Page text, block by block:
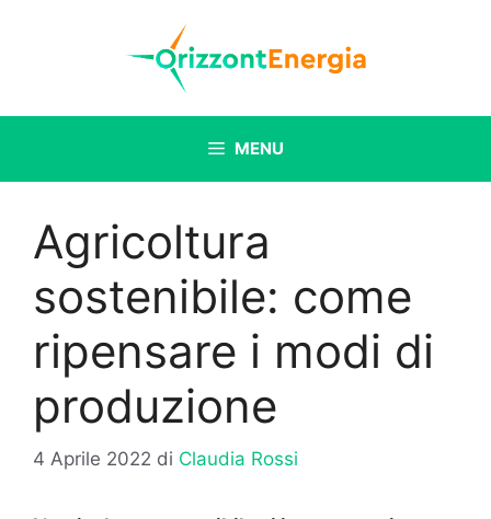
MENU
Agricoltura
sostenibile: come
ripensare i modi di
produzione
4 Aprile 2022 di Claudia Rossi